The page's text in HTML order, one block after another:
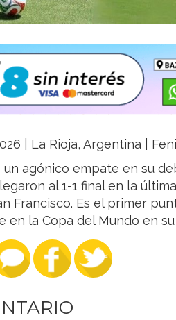
| La Rioja, Argentina |
agónico empate en su
al 1-1 final en la
Francisco. Es el primer
la Copa del Mundo en